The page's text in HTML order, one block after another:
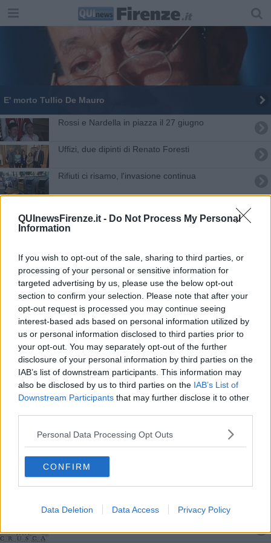
QUInewsFirenze.it - Do Not Process My Personal
Information
If you wish to opt-out of the sale, sharing to third parties, or
processing of your personal or sensitive information for
targeted advertising by us, please use the below opt-out
section to confirm your selection. Please note that after your
opt-out request is processed you may continue seeing
interest-based ads based on personal information utilized by
us or personal information disclosed to third parties prior to
your opt-out. You may separately opt-out of the further
disclosure of your personal information by third parties on the
IAB’s list of downstream participants. This information may
also be disclosed by us to third parties on the IAB’s List of
Downstream Participants that may further disclose it to other
Personal Data Processing Opt Outs
CONFIRM
Data Deletion Data Access Privacy Policy
E' morto Tullio De Mauro
Rossi e Nardella in piazza il 27 giugno
Uffizi, due dipinti di Renato Foresti
Rifiuti ci risamo, l'invasione continua
L'amore nella favella di Dante ma sui social
Omaggio a Frigidaire, rivista cult degli anni '80
Al tocco tutti a desinare nella Toscana dei tanti
dialetti
Le parole chiave per l'architettura del futuro
La lingua degli ingegneri e il debito con Leonardo
Anselmi e Ginzburg entrano nella mappa di
Firenze
​Il Giotto ferito dalla bomba dei Georgofili
Igiene delle mani, una pratica salvavita
Un ebook gratuito sull'italiano in musica